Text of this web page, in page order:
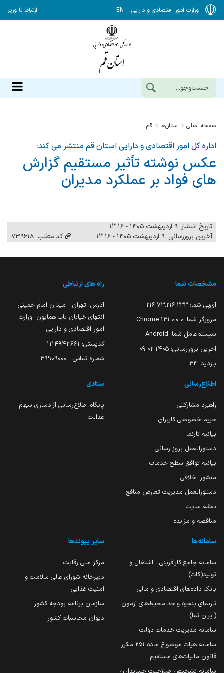
وزارت امور اقتصادی و دارایی EN ارتباط با وزیر
صفحه اصلی استان‌ها قم
اداره کل امور اقتصادی و دارایی استان قم منتشر می کند:
عکس نوشته تأثیر مستقیم گزارش
های فواد بر عملکرد مدیران
تاریخ انتشار: ۹ اردیبهشت ۱۴۰۵ - ۱۳:۱۶
آخرین بروزرسانی: ۹ اردیبهشت ۱۴۰۵ - ۱۳:۱۶
کد مطلب: 739618
مشخصات شما
آی‌پی شما: 216.73.216.233
مرورگر شما: 131.0.0.0 Chrome
سیستم‌عامل شما: Android
آخرین بروزرسانی: ۱۴۰۵-۰۲-۰۹
بازدید: 34
راه های ارتباطی
آدرس: تهران - میدان امام خمینی-
انتهای خیابان باب همایون- وزارت
امور اقتصادی و دارایی
کدپستی: ۱۱۱۴۹۴۳۶۶۱
شماره تماس : 39909000
اطلاع‌رسانی
راهبرد مشارکتی
حریم خصوصی کاربران
بیانیه تارنما
دستورالعمل بروز رسانی
بیانیه توافق سطح خدمات
منشور اخلاقی
دستورالعمل مدیریت تعارض منافع
نقشه سایت
مناقصه و مزایده
ستادی
پایگاه اطلاع‌رسانی آزادسازی سهام
عدالت
سامانه‌ها
سامانه جامع کارآفرینی ، اشتغال و
تولید(کات)
بانک داده‌های اقتصادی و مالی
تارنمای پنجره واحد محیط‌های آزمون
(ایران تما)
سامانه مدیریت خدمات دولت
سامانه هیات موضوع ماده 251 مکرر
قانون مالیات‌های مستقیم
سایر پیوندها
مرکز ملی رقابت
دبیرخانه شورای عالی سلامت و
امنیت غذایی
سازمان برنامه بودجه کشور
دیوان محاسبات کشور